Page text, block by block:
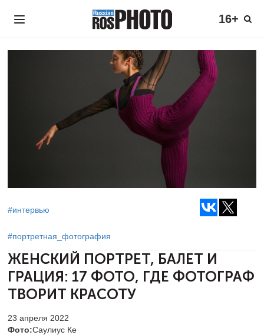
16+
#интервью
#портретная_фотография
ЖЕНСКИЙ ПОРТРЕТ, БАЛЕТ И
ГРАЦИЯ: 17 ФОТО, ГДЕ ФОТОГРАФ
ТВОРИТ КРАСОТУ
23 апреля 2022
Фото:Саулиус Ке